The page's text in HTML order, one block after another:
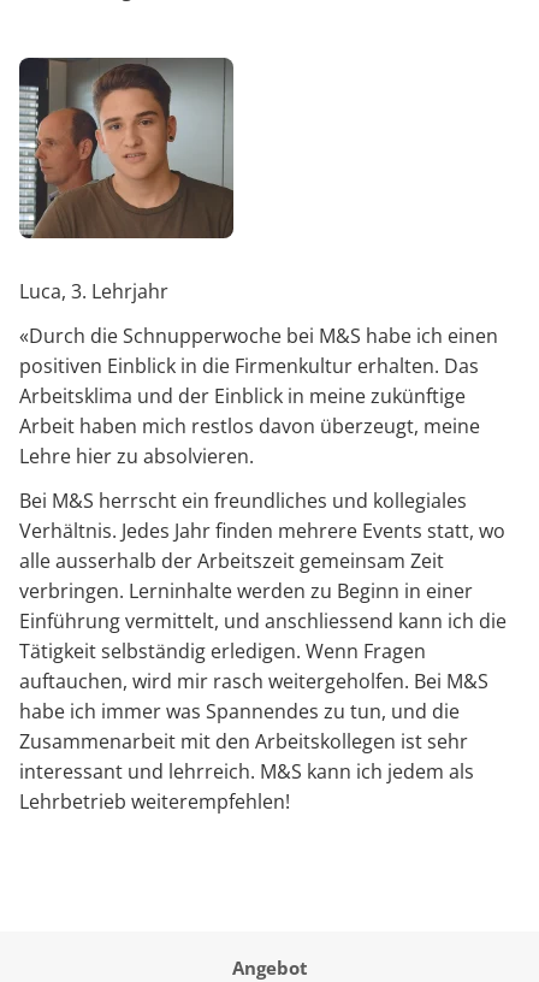
Luca, 3. Lehrjahr
«Durch die Schnupperwoche bei M&S habe ich einen
positiven Einblick in die Firmenkultur erhalten. Das
Arbeitsklima und der Einblick in meine zukünftige
Arbeit haben mich restlos davon überzeugt, meine
Lehre hier zu absolvieren.
Bei M&S herrscht ein freundliches und kollegiales
Verhältnis. Jedes Jahr finden mehrere Events statt, wo
alle ausserhalb der Arbeitszeit gemeinsam Zeit
verbringen. Lerninhalte werden zu Beginn in einer
Einführung vermittelt, und anschliessend kann ich die
Tätigkeit selbständig erledigen. Wenn Fragen
auftauchen, wird mir rasch weitergeholfen. Bei M&S
habe ich immer was Spannendes zu tun, und die
Zusammenarbeit mit den Arbeitskollegen ist sehr
interessant und lehrreich. M&S kann ich jedem als
Lehrbetrieb weiterempfehlen!
Angebot